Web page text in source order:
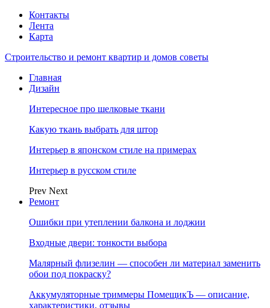
Контакты
Лента
Карта
Строительство и ремонт квартир и домов советы
Главная
Дизайн
Интересное про шелковые ткани
Какую ткань выбрать для штор
Интерьер в японском стиле на примерах
Интерьер в русском стиле
Prev Next
Ремонт
Ошибки при утеплении балкона и лоджии
Входные двери: тонкости выбора
Малярный флизелин — способен ли материал заменить
обои под покраску?
Аккумуляторные триммеры ПомещикЪ — описание,
характеристики, отзывы